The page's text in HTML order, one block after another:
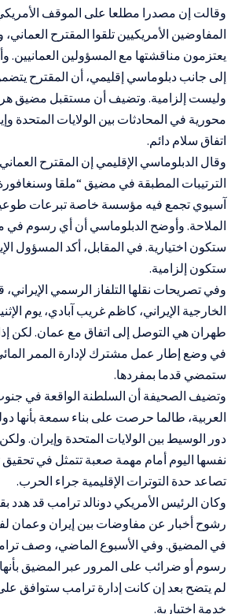
وقالت إن مصدرا مطلعا على الموقف
المفاوضين الأمريكيين تلقوا المقترح
يعتزمون مناقشتها مع المسؤولين العمانيين.
إلى جانب دبلوماسي إقليمي، أن المقترح
وليست إلزامية. وتضيف أن مستقبل مضيق
محورية في المحادثات بين الولايات المتحدة
اتفاق سلام دائم.
وقال الدبلوماسي الإقليمي إن المقترح
الترتيبات المطبقة في مضيق “ملقا
آسيوي تجمع فيه مؤسسة خاصة تبرعات
الملاحة. وأوضح الدبلوماسي أن أي رسوم
ستكون اختيارية. في المقابل، أكد المسؤول
ستكون إلزامية.
وفي تصريحات نقلها التلفاز الرسمي الإيراني،
الخارجية الإيراني، كاظم غريب آبادي، يوم
طهران هي التوصل إلى اتفاق مع عمان. لكن
في وضع إطار عمل مشترك لإدارة الممر
ستمضي قدما بمفردها.
وتضيف الصحيفة أن السلطنة الواقعة في
العربية، طالما حرصت على بناء سمعة بأنها
دور الوسيط بين الولايات المتحدة وإيران.
نفسها اليوم أمام مهمة صعبة تتمثل في
تصاعد حدة التوترات الإقليمية جراء الحرب.
وكان الرئيس الأمريكي دونالد ترامب قد هدد
رشوح أخبار عن مفاوضات بين إيران
في المضيق. وفي الأسبوع الماضي، وصف
رسوم أو ضرائب على المرور عبر المضيق
لم يتضح بعد إن كانت إدارة ترامب ستوافق
خدمة اختيارية.